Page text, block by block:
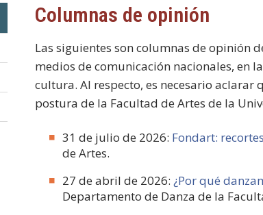
Columnas de opinión
Las siguientes son columnas de opinión
medios de comunicación nacionales, en
cultura. Al respecto, es necesario aclarar
postura de la Facultad de Artes de la
31 de julio de 2026: Fondart:
de Artes.
27 de abril de 2026:¿Por qué
Departamento de Danza de la